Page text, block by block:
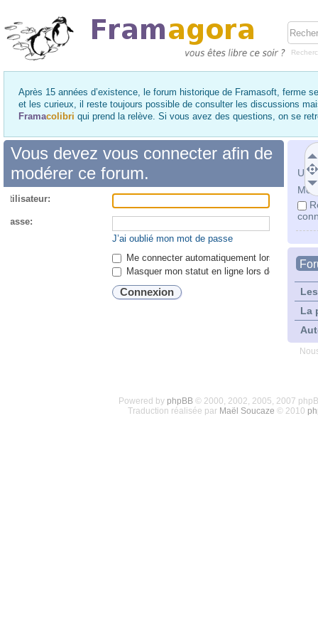
Après 15 années d’existence, le forum historique de Framasoft, ferme
et les curieux, il reste toujours possible de consulter les discussions
Framacolibri qui prend la relève. Si vous avez des questions, on se
Mot
La
Vous devez vous connecter afin de
modérer ce forum.
passe:
J’ai oublié mon mot de passe
Me connecter automatiquement lors de
Masquer mon statut en ligne lors de cette
Powered by phpBB© 2000, 2002, 2005, 2007
Traduction réalisée par Maël Soucaze © 2010